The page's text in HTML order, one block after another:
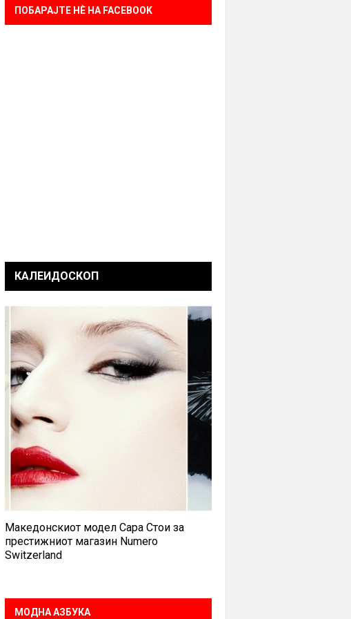
ПОБАРАЈТЕ НÈ НА FACEBOOK
КАЛЕИДОСКОП
Македонскиот модел Сара Стои за
престижниот магазин Numero
Switzerland
МОДНА АЗБУКА